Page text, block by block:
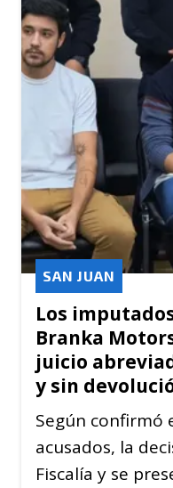
Los
Branka
juicio
y sin
SAN JUAN
Según confirmó
acusados, la
Fiscalía y se